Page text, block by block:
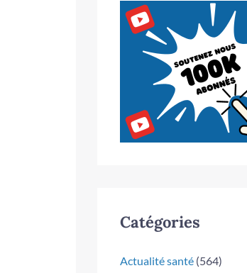
Catégories
Actualité santé (564)